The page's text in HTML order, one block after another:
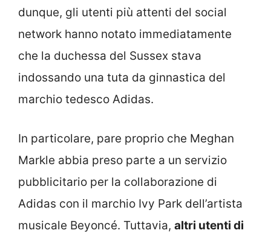
dunque, gli utenti più attenti del social
network hanno notato immediatamente
che la duchessa del Sussex stava
indossando una tuta da ginnastica del
marchio tedesco Adidas.
In particolare, pare proprio che Meghan
Markle abbia preso parte a un servizio
pubblicitario per la collaborazione di
Adidas con il marchio Ivy Park dell’artista
musicale Beyoncé. Tuttavia, altri utenti di